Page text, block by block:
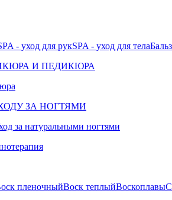
- уход для рукSPA - уход для тела
И ПЕДИКЮРА
ЗА НОГТЯМИ
за натуральными ногтями
пленочныйВоск теплыйВоскоплавы